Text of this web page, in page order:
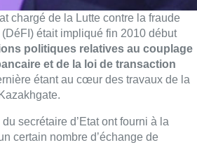
chargé de la Lutte contre la fraude
était impliqué fin 2010 début
politiques relatives au couplage
et de la loi de transaction
étant au cœur des travaux de la
secrétaire d’Etat ont fourni à la
certain nombre d’échange de